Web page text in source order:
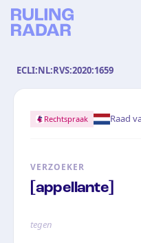
ECLI:NL:RVS:2020:1659
Rechtspraak Raad
VERZOEKER
[appellante]
tegen